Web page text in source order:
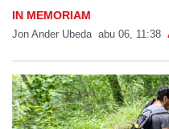
IN MEMORIAM
Jon Ander Ubeda abu 06, 11:38